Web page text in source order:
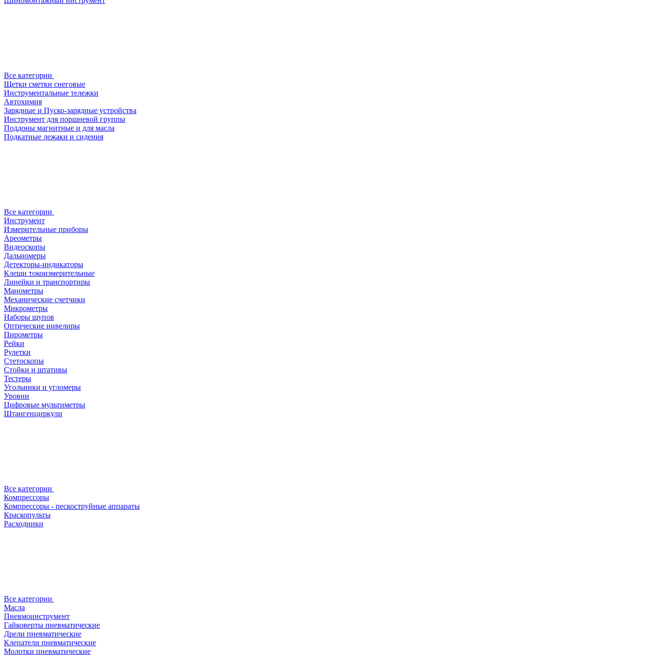
Все категории
Щетки сметки снеговые
Инструментальные тележки
Автохимия
Зарядные и Пуско-зарядные устройства
Инструмент для поршневой группы
Поддоны магнитные и для масла
Подкатные лежаки и сидения
Все категории
Инструмент
Измерительные приборы
Ареометры
Видеоскопы
Дальномеры
Детекторы-индикаторы
Клещи токоизмерительные
Линейки и транспортиры
Манометры
Механические счетчики
Микрометры
Наборы щупов
Оптические нивелиры
Пирометры
Рейки
Рулетки
Стетоскопы
Стойки и штативы
Тестеры
Угольники и угломеры
Уровни
Цифровые мультиметры
Штангенциркули
Все категории
Компрессоры
Компрессоры - пескоструйные аппараты
Краскопульты
Расходники
Все категории
Масла
Пневмоинструмент
Гайковерты пневматические
Дрели пневматические
Клепатели пневматические
Молотки пневматические